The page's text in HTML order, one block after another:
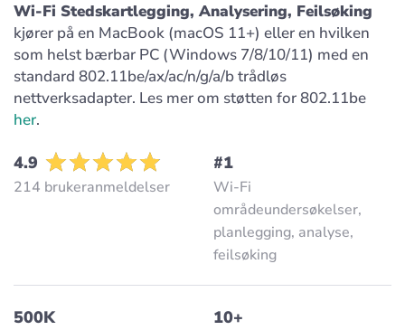
Wi-Fi Stedskartlegging, Analysering, Feilsøking
kjører på en MacBook (macOS 11+) eller en hvilken
som helst bærbar PC (Windows 7/8/10/11) med en
standard 802.11be/ax/ac/n/g/a/b trådløs
nettverksadapter. Les mer om støtten for 802.11be
her.
4.9
214 brukeranmeldelser
#1
Wi-Fi
områdeundersøkelser,
planlegging, analyse,
feilsøking
500K 10+